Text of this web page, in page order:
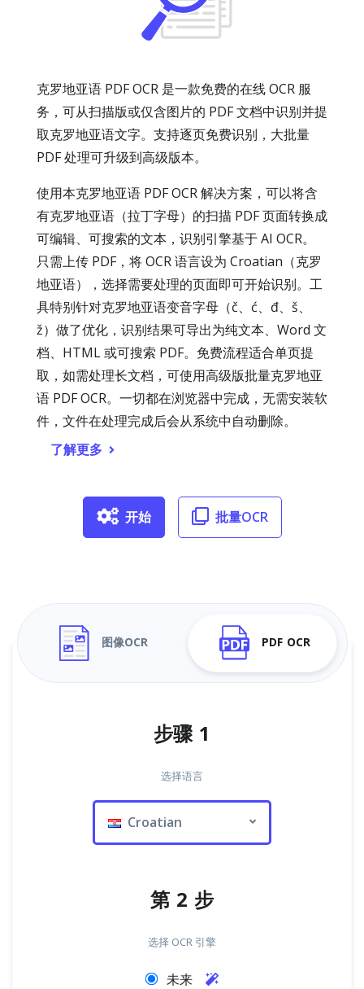
克罗地亚语 PDF OCR 是一款免费的在线 OCR 服
务，可从扫描版或仅含图片的 PDF 文档中识别并提
取克罗地亚语文字。支持逐页免费识别，大批量
PDF 处理可升级到高级版本。
使用本克罗地亚语 PDF OCR 解决方案，可以将含
有克罗地亚语（拉丁字母）的扫描 PDF 页面转换成
可编辑、可搜索的文本，识别引擎基于 AI OCR。
只需上传 PDF，将 OCR 语言设为 Croatian（克罗
地亚语），选择需要处理的页面即可开始识别。工
具特别针对克罗地亚语变音字母（č、ć、đ、š、
ž）做了优化，识别结果可导出为纯文本、Word 文
档、HTML 或可搜索 PDF。免费流程适合单页提
取，如需处理长文档，可使用高级版批量克罗地亚
语 PDF OCR。一切都在浏览器中完成，无需安装软
件，文件在处理完成后会从系统中自动删除。
了解更多
开始 批量OCR
图像OCR PDF OCR
步骤 1
选择语言
Croatian
第 2 步
选择 OCR 引擎
未来